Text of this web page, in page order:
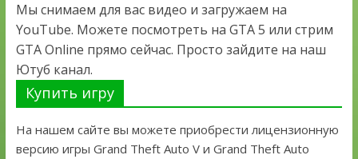
Мы снимаем для вас видео и загружаем на
YouTube. Можете посмотреть на GTA 5 или стрим
GTA Online прямо сейчас. Просто зайдите на наш
Ютуб канал.
Купить игру
На нашем сайте вы можете приобрести лицензионную
версию игры Grand Theft Auto V и Grand Theft Auto